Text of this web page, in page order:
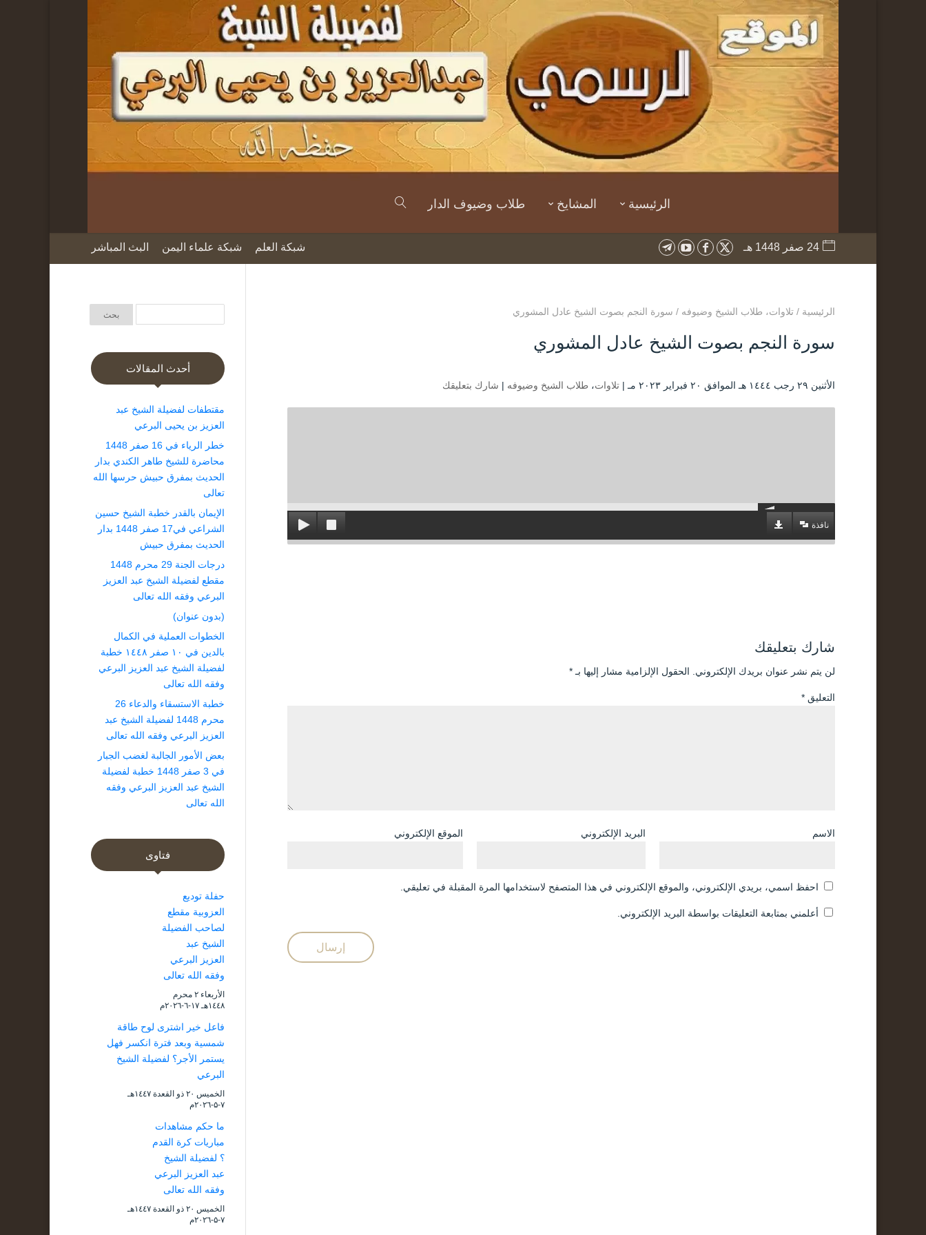
الرئيسية المشايخ طلاب وضيوف الدار
24 صفر 1448 هـ شبكة العلم شبكة علماء اليمن البث المباشر
الرئيسية / تلاوات، طلاب الشيخ وضيوفه / سورة النجم بصوت الشيخ عادل المشوري
سورة النجم بصوت الشيخ عادل المشوري
الأثنين ۲۹ رجب ۱٤٤٤ هـ الموافق ۲۰ فبراير ۲۰۲۳ مـ | تلاوات، طلاب الشيخ وضيوفه | شارك بتعليقك
نافذة
شارك بتعليقك
لن يتم نشر عنوان بريدك الإلكتروني. الحقول الإلزامية مشار إليها بـ *
التعليق *
الاسم البريد الإلكتروني الموقع الإلكتروني
احفظ اسمي، بريدي الإلكتروني، والموقع الإلكتروني في هذا المتصفح لاستخدامها المرة المقبلة في تعليقي.
أعلمني بمتابعة التعليقات بواسطة البريد الإلكتروني.
أحدث المقالات
مقتطفات لفضيلة الشيخ عبد
العزيز بن يحيى البرعي
خطر الرياء في 16 صفر 1448
محاضرة للشيخ طاهر الكندي بدار
الحديث بمفرق حبيش حرسها الله
تعالى
الإيمان بالقدر خطبة الشيخ حسين
الشراعي في17 صفر 1448 بدار
الحديث بمفرق حبيش
درجات الجنة 29 محرم 1448
مقطع لفضيلة الشيخ عبد العزيز
البرعي وفقه الله تعالى
(بدون عنوان)
الخطوات العملية في الكمال
بالدين في ١٠ صفر ١٤٤٨ خطبة
لفضيلة الشيخ عبد العزيز البرعي
وفقه الله تعالى
خطبة الاستسقاء والدعاء 26
محرم 1448 لفضيلة الشيخ عبد
العزيز البرعي وفقه الله تعالى
بعض الأمور الجالبة لغضب الجبار
في 3 صفر 1448 خطبة لفضيلة
الشيخ عبد العزيز البرعي وفقه
الله تعالى
فتاوى
حفلة توديع
العزوبية مقطع
لصاحب الفضيلة
الشيخ عبد
العزيز البرعي
وفقه الله تعالى
الأربعاء ۲ محرم
۱٤٤۸هـ ۱۷-٦-۲۰۲٦م
فاعل خير اشترى لوح طاقة
شمسية وبعد فترة انكسر فهل
يستمر الأجر؟ لفضيلة الشيخ
البرعي
الخميس ۲۰ ذو القعدة ۱٤٤۷هـ
۷-۵-۲۰۲٦م
ما حكم مشاهدات
مباريات كرة القدم
؟ لفضيلة الشيخ
عبد العزيز البرعي
وفقه الله تعالى
الخميس ۲۰ ذو القعدة ۱٤٤۷هـ
۷-۵-۲۰۲٦م